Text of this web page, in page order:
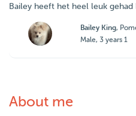
Bailey heeft het heel leuk
Bailey King,
Male, 3 years 1
About me